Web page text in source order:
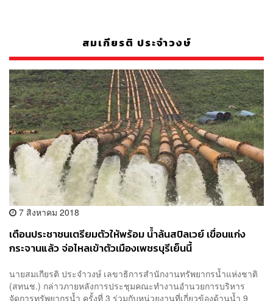
สมเกียรติ ประจำวงษ์
7 สิงหาคม 2018
เตือนประชาชนเตรียมตัวให้พร้อม น้ำล้นสปิลเวย์ เขื่อนแก่ง
กระจานแล้ว จ่อไหลเข้าตัวเมืองเพชรบุรีเย็นนี้
นายสมเกียรติ ประจำวงษ์ เลขาธิการสำนักงานทรัพยากรน้ำแห่งชาติ
(สทนช.) กล่าวภายหลังการประชุมคณะทำงานอำนวยการบริหาร
จัดการทรัพยากรน้ำ ครั้งที่ 3 ร่วมกับหน่วยงานที่เกี่ยวข้องด้านน้ำ 9